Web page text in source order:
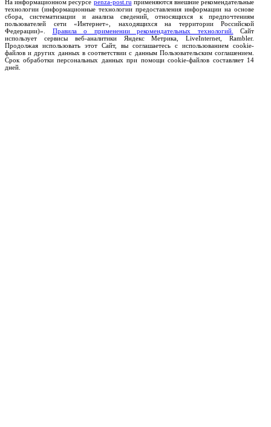
На информационном ресурсе penza-post.ru применяются внешние рекомендательные
технологии (информационные технологии предоставления информации на основе
сбора, систематизации и анализа сведений, относящихся к предпочтениям
пользователей сети «Интернет», находящихся на территории Российской
Федерации)». Правила о применении рекомендательных технологий.
Сайт
использует сервисы веб-аналитики Яндекс Метрика, LiveInternet, Rambler.
Продолжая использовать этот Сайт, вы соглашаетесь с использованием cookie-
файлов и других данных в соответствии с данным Пользовательским соглашением.
Срок обработки персональных данных при помощи cookie-файлов составляет 14
дней.